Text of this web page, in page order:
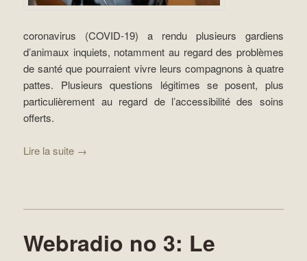
coronavirus (COVID-19) a rendu plusieurs gardiens
d’animaux inquiets, notamment au regard des problèmes
de santé que pourraient vivre leurs compagnons à quatre
pattes. Plusieurs questions légitimes se posent, plus
particulièrement au regard de l’accessibilité des soins
offerts.
Lire la suite →
Webradio no 3: Le